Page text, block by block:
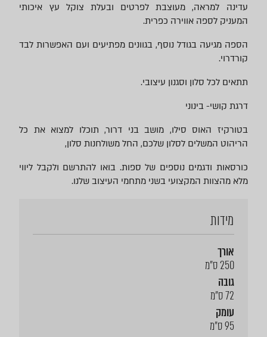
עדינה למראה, מעוצבת לפרטים ובעלת צוקל עץ איכותי
המעניק לספה אווירה כפרית.
הספה מגיעה בגודל נוסף, בגוונים מפתיעים ועם האפשרות לבד
קורדרוי.
תתאים לכל סלון וסגנון עיצובי.
דרגת קושי- בינוני
בטורקיז האוס סילו, מושב בני דרור, תוכלו למצוא את כל
הריהוט המשלים לסלון שלכם, החל משולחנות סלון,
כורסאות ודגמים נוספים של ספות. בואו להתרשם ולקבל ליווי
מלא מהצוות המקצועי בשני מתחמי העיצוב שלנו.
מידות
אורך
250 ס"מ
גובה
72 ס"מ
עומק
95 ס"מ